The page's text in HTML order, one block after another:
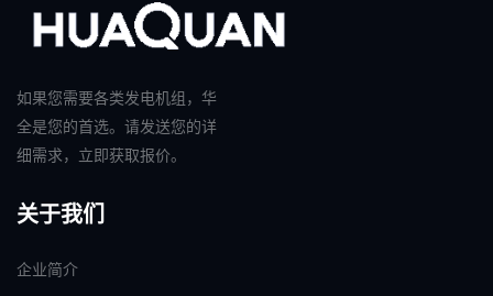
如果您需要各类发电机组，华
全是您的首选。请发送您的详
细需求，立即获取报价。
关于我们
企业简介